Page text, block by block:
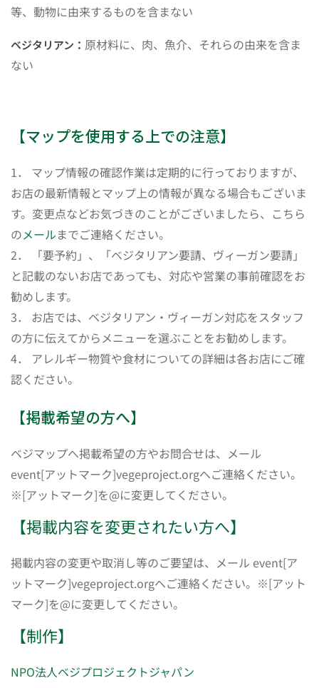
等、動物に由来するものを含まない
ベジタリアン： 原材料に、肉、魚介、それらの由来を含ま
ない
【マップを使用する上での注意】
1． マップ情報の確認作業は定期的に行っておりますが、
お店の最新情報とマップ上の情報が異なる場合もございま
す。変更点などお気づきのことがございましたら、こちら
のメールまでご連絡ください。
2． 「要予約」、「ベジタリアン要請、ヴィーガン要請」
と記載のないお店であっても、対応や営業の事前確認をお
勧めします。
3． お店では、ベジタリアン・ヴィーガン対応をスタッフ
の方に伝えてからメニューを選ぶことをお勧めします。
4． アレルギー物質や食材についての詳細は各お店にご確
認ください。
【掲載希望の方へ】
ベジマップへ掲載希望の方やお問合せは、メール
event[アットマーク]vegeproject.orgへご連絡ください。
※[アットマーク]を@に変更してください。
【掲載内容を変更されたい方へ】
掲載内容の変更や取消し等のご要望は、メール event[ア
ットマーク]vegeproject.orgへご連絡ください。※[アット
マーク]を@に変更してください。
【制作】
NPO法人ベジプロジェクトジャパン